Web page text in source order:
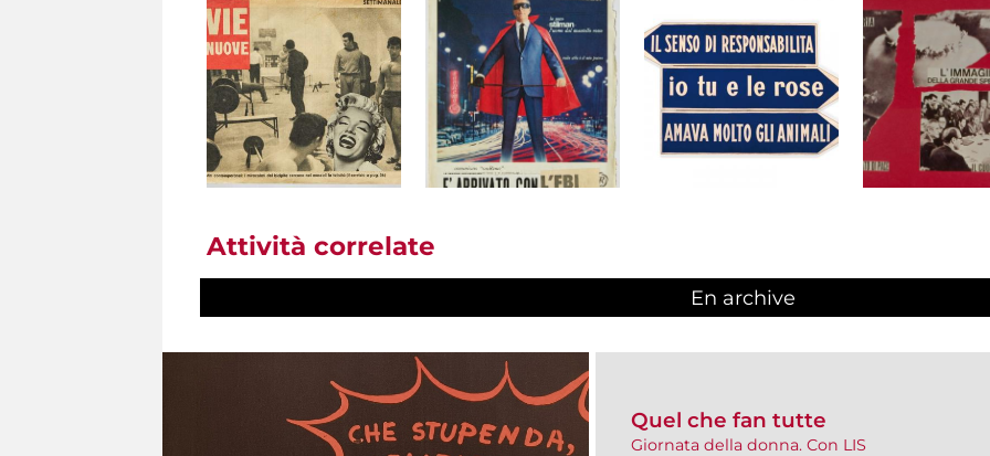
Attività correlate
En archive
Quel che fan tutte
Giornata della donna. Con LIS